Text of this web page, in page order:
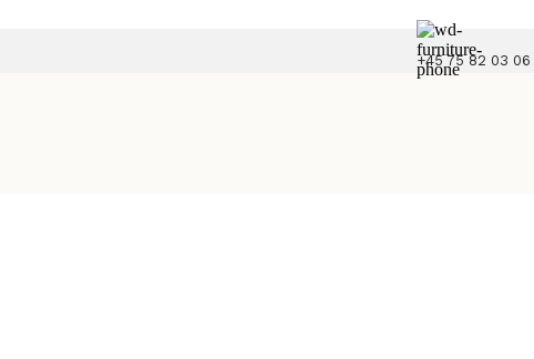
+45 75 82 03 06